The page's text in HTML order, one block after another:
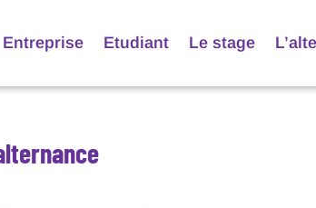
Entreprise Etudiant Le stage